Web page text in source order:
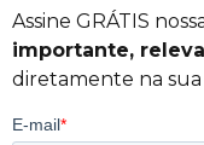
Assine GRÁTIS
importante,
diretamente na sua